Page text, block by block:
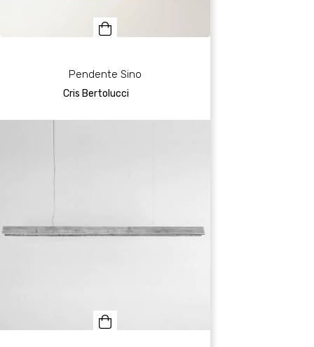
Pendente Sino
Cris Bertolucci